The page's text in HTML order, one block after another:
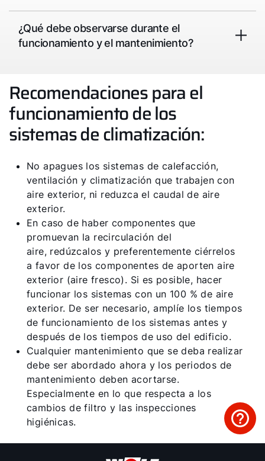
¿Qué debe observarse durante el
funcionamiento y el mantenimiento?
Recomendaciones para el
funcionamiento de los
sistemas de climatización:
No apagues los sistemas de calefacción,
ventilación y climatización que trabajen con
aire exterior, ni reduzca el caudal de aire
exterior.
En caso de haber componentes que
promuevan la recirculación del
aire, redúzcalos y preferentemente ciérrelos
a favor de los componentes de aporten aire
exterior (aire fresco). Si es posible, hacer
funcionar los sistemas con un 100 % de aire
exterior. De ser necesario, amplíe los tiempos
de funcionamiento de los sistemas antes y
después de los tiempos de uso del edificio.
Cualquier mantenimiento que se deba realizar
debe ser abordado ahora y los periodos de
mantenimiento deben acortarse.
Especialmente en lo que respecta a los
cambios de filtro y las inspecciones
higiénicas.